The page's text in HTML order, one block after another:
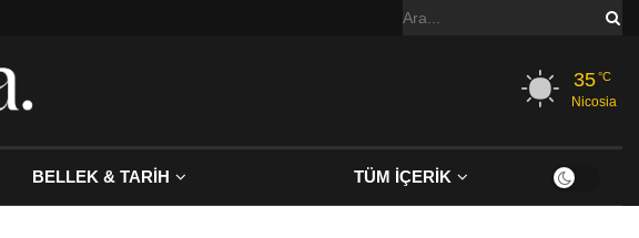
35°C
Nicosia
BELLEK & TARİH TÜM İÇERİK